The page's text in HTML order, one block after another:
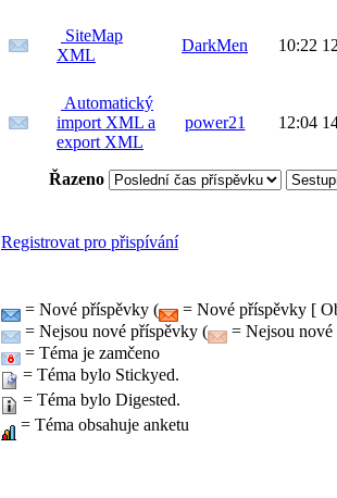
SiteMap
XML
DarkMen 10:22
Automatický
import XML a
export XML
power21 12:04
Řazeno
Registrovat pro přispívání
= Nové příspěvky (
= Nové příspěvky [
= Nejsou nové příspěvky (
= Nejsou
= Téma je zamčeno
= Téma bylo Stickyed.
= Téma bylo Digested.
= Téma obsahuje anketu